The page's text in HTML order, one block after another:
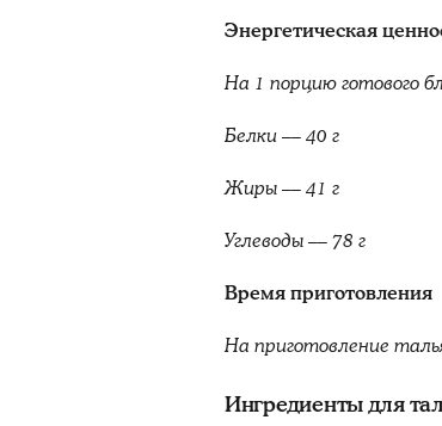
Энергетическая
На 1 порцию готового
Белки –– 40 г
Жиры –– 41 г
Углеводы –– 78 г
Время приготовления
На приготовление
Ингредиенты для